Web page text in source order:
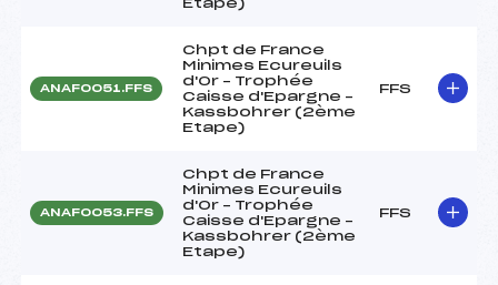
Etape)
ANAF0051.FFS
Chpt de France
Minimes Ecureuils
d'Or – Trophée
Caisse d'Epargne –
Kassbohrer (2ème
Etape)
FFS
ANAF0053.FFS
Chpt de France
Minimes Ecureuils
d'Or – Trophée
Caisse d'Epargne –
Kassbohrer (2ème
Etape)
FFS